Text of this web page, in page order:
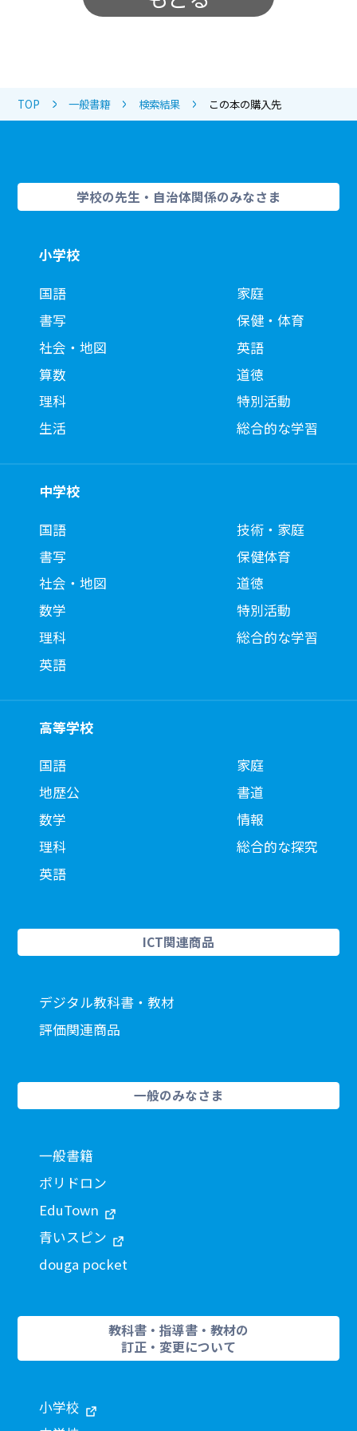
TOP 一般書籍 検索結果 この本の購入先
学校の先生・自治体関係のみなさま
小学校
国語
書写
社会・地図
算数
理科
生活
家庭
保健・体育
英語
道徳
特別活動
総合的な学習
中学校
国語
書写
社会・地図
数学
理科
英語
技術・家庭
保健体育
道徳
特別活動
総合的な学習
高等学校
国語
地歴公
数学
理科
英語
家庭
書道
情報
総合的な探究
ICT関連商品
デジタル教科書・教材
評価関連商品
一般のみなさま
一般書籍
ポリドロン
EduTown
青いスピン
douga pocket
教科書・指導書・教材の
訂正・変更について
小学校